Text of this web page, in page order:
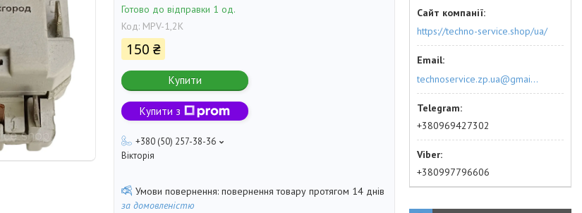
Готово до відправки 1 од.
Код: MPV-1,2K
150 ₴
Купити
Купити з
+380 (50) 257-38-36
Вікторія
повернення товару протягом 14 днів
за домовленістю
https://techno-service.shop/ua/
technoservice.zp.ua@gmail.com
+380969427302
+380997796606